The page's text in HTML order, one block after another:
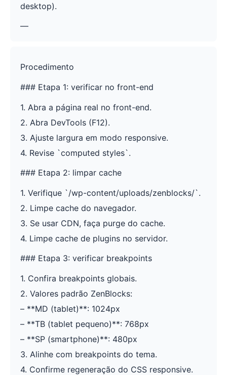
desktop).
—
Procedimento
### Etapa 1: verificar no front-end
1. Abra a página real no front-end.
2. Abra DevTools (F12).
3. Ajuste largura em modo responsive.
4. Revise `computed styles`.
### Etapa 2: limpar cache
1. Verifique `/wp-content/uploads/zenblocks/`.
2. Limpe cache do navegador.
3. Se usar CDN, faça purge do cache.
4. Limpe cache de plugins no servidor.
### Etapa 3: verificar breakpoints
1. Confira breakpoints globais.
2. Valores padrão ZenBlocks:
– **MD (tablet)**: 1024px
– **TB (tablet pequeno)**: 768px
– **SP (smartphone)**: 480px
3. Alinhe com breakpoints do tema.
4. Confirme regeneração do CSS responsive.